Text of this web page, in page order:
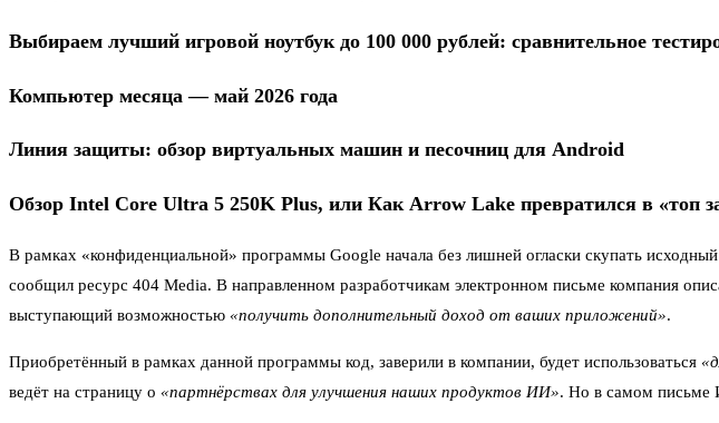
Выбираем лучший игровой ноутбук до 100 000 рублей: сравнительное
Компьютер месяца — май 2026 года
Линия защиты: обзор виртуальных машин и песочниц для Android
Обзор Intel Core Ultra 5 250K Plus, или Как Arrow Lake превратился в «топ
В рамках «конфиденциальной» программы Google начала без лишней огласки скупать
сообщил ресурс 404 Media. В направленном разработчикам электронном письме компания
выступающий возможностью «получить дополнительный доход от ваших приложений».
Приобретённый в рамках данной программы код, заверили в компании, будет использоваться
ведёт на страницу о «партнёрствах для улучшения наших продуктов ИИ». Но в самом письме